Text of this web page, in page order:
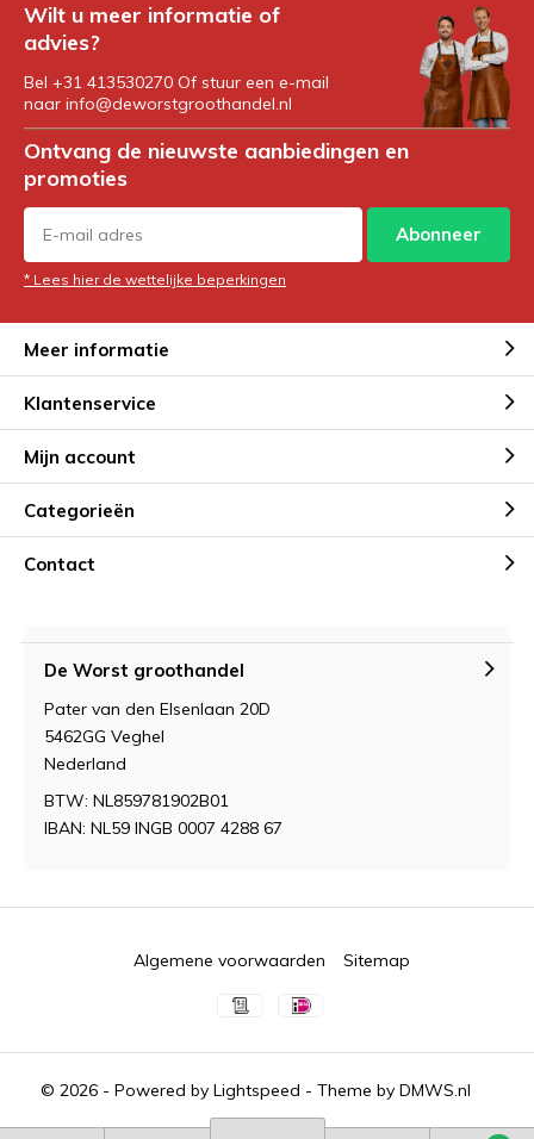
Wilt u meer informatie of
advies?
Bel +31 413530270 Of stuur een e-mail
naar info@deworstgroothandel.nl
Ontvang de nieuwste aanbiedingen en
promoties
Abonneer
* Lees hier de wettelijke beperkingen
Meer informatie
Klantenservice
Mijn account
Categorieën
Contact
De Worst groothandel
Pater van den Elsenlaan 20D
5462GG Veghel
Nederland
BTW: NL859781902B01
IBAN: NL59 INGB 0007 4288 67
© 2026 - Powered by Lightspeed - Theme by DMWS.nl
Algemene voorwaarden Sitemap